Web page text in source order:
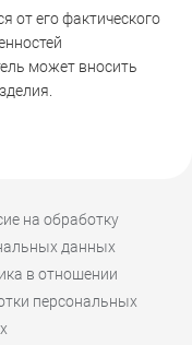
от его фактического
может вносить
на обработку
данных
в отношении
персональных